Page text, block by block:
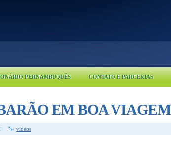
PERNAMBUQUÊS CONTATO E PARCERIAS
EM BOA VIAGEM
videos